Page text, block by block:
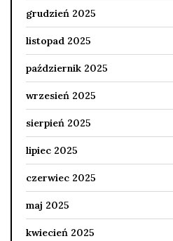
grudzień 2025
listopad 2025
październik 2025
wrzesień 2025
sierpień 2025
lipiec 2025
czerwiec 2025
maj 2025
kwiecień 2025